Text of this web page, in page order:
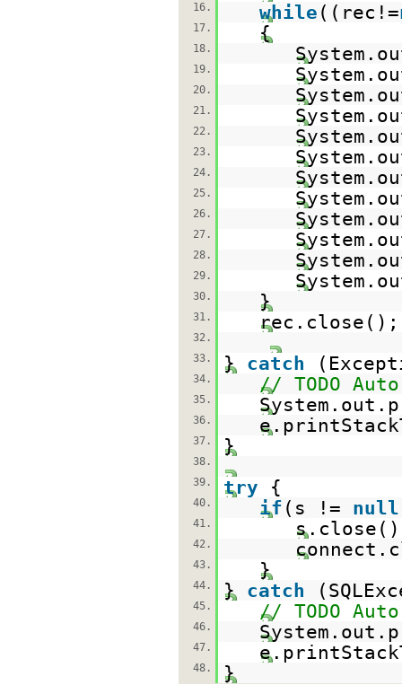
16.
while ((rec!=
17. {
18.
19.
20.
21.
22.
23.
24.
25.
26.
27.
28.
29.
30. }
31. rec.close();
32.
33.
} catch
34. // TODO
35.
36.
37. }
38.
39.
try {
40. if (s != null
41.
42.
43. }
44. } catch
45. // TODO
46.
47.
48. }